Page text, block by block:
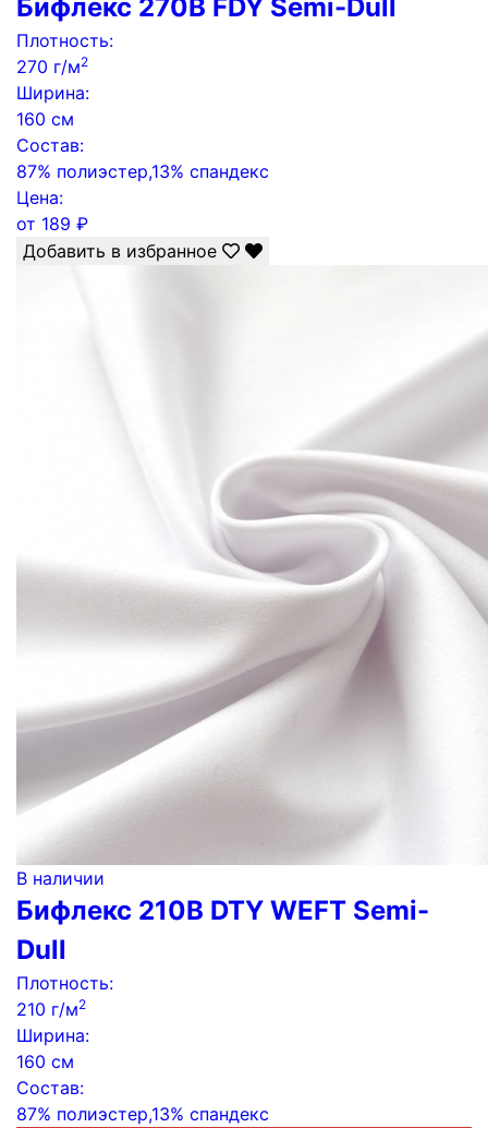
Бифлекс 270B FDY Semi-Dull
Плотность:
270 г/м2
Ширина:
160 см
Состав:
87% полиэстер,13% спандекс
Цена:
от 189 ₽
Добавить в избранное
В наличии
Бифлекс 210B DTY WEFT Semi-
Dull
Плотность:
210 г/м2
Ширина:
160 см
Состав:
87% полиэстер,13% спандекс